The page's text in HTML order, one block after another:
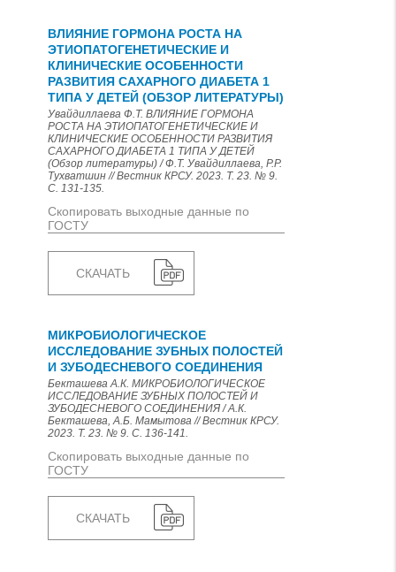
ВЛИЯНИЕ ГОРМОНА РОСТА НА
ЭТИОПАТОГЕНЕТИЧЕСКИЕ И
КЛИНИЧЕСКИЕ ОСОБЕННОСТИ
РАЗВИТИЯ САХАРНОГО ДИАБЕТА 1
ТИПА У ДЕТЕЙ (ОБЗОР ЛИТЕРАТУРЫ)
Увайдиллаева Ф.Т. ВЛИЯНИЕ ГОРМОНА
РОСТА НА ЭТИОПАТОГЕНЕТИЧЕСКИЕ И
КЛИНИЧЕСКИЕ ОСОБЕННОСТИ РАЗВИТИЯ
САХАРНОГО ДИАБЕТА 1 ТИПА У ДЕТЕЙ
(Обзор литературы) / Ф.Т. Увайдиллаева, Р.Р.
Тухватшин // Вестник КРСУ. 2023. Т. 23. № 9.
С. 131-135.
Скопировать выходные данные по
ГОСТУ
СКАЧАТЬ
МИКРОБИОЛОГИЧЕСКОЕ
ИССЛЕДОВАНИЕ ЗУБНЫХ ПОЛОСТЕЙ
И ЗУБОДЕСНЕВОГО СОЕДИНЕНИЯ
Бекташева А.К. МИКРОБИОЛОГИЧЕСКОЕ
ИССЛЕДОВАНИЕ ЗУБНЫХ ПОЛОСТЕЙ И
ЗУБОДЕСНЕВОГО СОЕДИНЕНИЯ / А.К.
Бекташева, А.Б. Мамытова // Вестник КРСУ.
2023. Т. 23. № 9. С. 136-141.
Скопировать выходные данные по
ГОСТУ
СКАЧАТЬ